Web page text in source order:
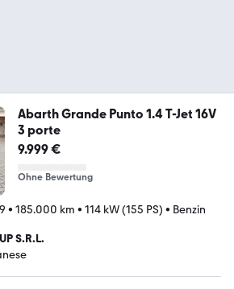
Abarth Grande Punto 1.4 T-Jet 16V
3 porte
9.999 €
Ohne Bewertung
• 185.000 km • 114 kW (155 PS) • Benzin
S.R.L.